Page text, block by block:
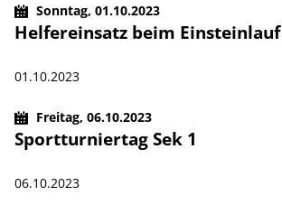
Sonntag,01.10.2023
Helfereinsatz beim Einsteinlauf
01.10.2023
Freitag,06.10.2023
Sportturniertag Sek 1
06.10.2023